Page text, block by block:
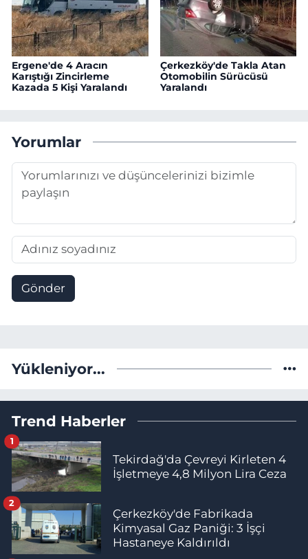
Ergene'de 4 Aracın
Karıştığı Zincirleme
Kazada 5 Kişi Yaralandı
Çerkezköy'de Takla Atan
Otomobilin Sürücüsü
Yaralandı
Yorumlar
Gönder
Yükleniyor...
Trend Haberler
Tekirdağ'da Çevreyi Kirleten 4
İşletmeye 4,8 Milyon Lira Ceza
1
Çerkezköy'de Fabrikada
Kimyasal Gaz Paniği: 3 İşçi
Hastaneye Kaldırıldı
2